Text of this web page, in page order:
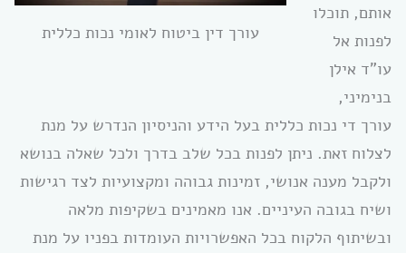
עורך דין ביטוח לאומי נכות כללית
אותם, תוכלו
לפנות אל
עו”ד אילן
בנימיני,
עורך די נכות כללית בעל הידע והניסיון הנדרש על מנת
לצלוח זאת. ניתן לפנות בכל שלב בדרך ולכל שאלה בנושא
ולקבל מענה אנושי, זמינות גבוהה ומקצועיות לצד רגישות
ושיח בגובה העיניים. אנו מאמינים בשקיפות מלאה
ובשיתוף הלקוח בכל האפשרויות העומדות בפניו על מנת